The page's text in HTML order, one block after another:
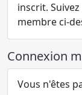
inscrit.
membre ci-
Connexion
Vous n'êtes